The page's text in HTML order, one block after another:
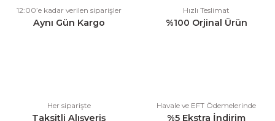
Ürün açıklamasında eksik bilgiler bulunuyor.
Ürün bilgilerinde hatalar bulunuyor.
12:00’e kadar verilen siparişler
Aynı Gün Kargo
Hızlı Teslimat
%100 Orjinal Ürün
Her siparişte
Taksitli Alışveriş
Havale ve EFT Ödemelerinde
%5 Ekstra İndirim